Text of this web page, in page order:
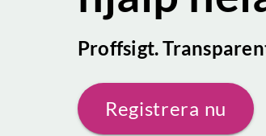
Proffsigt.
Registrera nu